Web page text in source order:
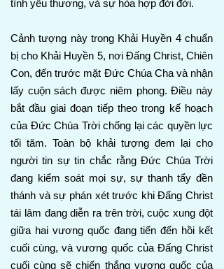
tình yêu thương, và sự hòa hợp đời đời.
Cảnh tượng này trong Khải Huyền 4 chuẩn
bị cho Khải Huyền 5, nơi Đấng Christ, Chiên
Con, đến trước mặt Đức Chúa Cha và nhận
lấy cuộn sách được niêm phong. Điều này
bắt đầu giai đoạn tiếp theo trong kế hoạch
của Đức Chúa Trời chống lại các quyền lực
tối tăm. Toàn bộ khải tượng đem lại cho
người tin sự tin chắc rằng Đức Chúa Trời
đang kiểm soát mọi sự, sự thanh tẩy đền
thánh và sự phán xét trước khi Đấng Christ
tái lâm đang diễn ra trên trời, cuộc xung đột
giữa hai vương quốc đang tiến đến hồi kết
cuối cùng, và vương quốc của Đấng Christ
cuối cùng sẽ chiến thắng vương quốc của